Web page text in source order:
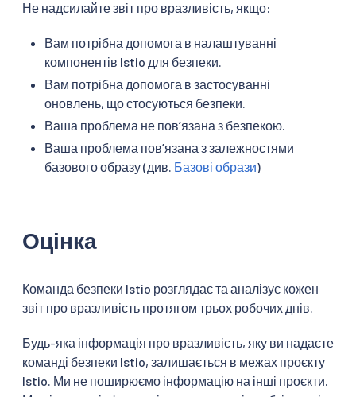
Не надсилайте звіт про вразливість, якщо:
Вам потрібна допомога в налаштуванні
компонентів Istio для безпеки.
Вам потрібна допомога в застосуванні
оновлень, що стосуються безпеки.
Ваша проблема не повʼязана з безпекою.
Ваша проблема повʼязана з залежностями
базового образу (див. Базові образи)
Оцінка
Команда безпеки Istio розглядає та аналізує кожен
звіт про вразливість протягом трьох робочих днів.
Будь-яка інформація про вразливість, яку ви надаєте
команді безпеки Istio, залишається в межах проєкту
Istio. Ми не поширюємо інформацію на інші проєкти.